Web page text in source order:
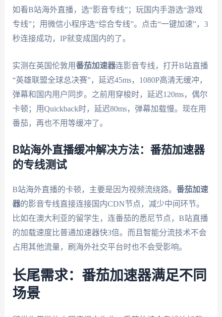
如看B站海外直播，选“影音专线”；玩国内手游选“游戏
专线”；用微信小程序选“综合专线”。点击“一键加速”，3
秒连接成功，IP就变成国内的了。
实测在英国伦敦用番茄加速器连影音专线，打开B站直播
“英雄联盟全球总决赛”，延迟45ms，1080P高清无缓冲，
弹幕和国内用户同步。之前用穿梭时，延迟120ms，偶尔
卡顿；用Quickback时，延迟80ms，弹幕加载慢。现在用
番茄，再也不用等缓冲了。
B站海外直播缓冲解决方法：番茄加速器
的专线测试
B站海外直播的卡顿，主要是因为视频流绕路。 番茄加速
器的影音专线直接连接国内CDN节点，减少中间环节。
比如在澳大利亚的留学生，连番茄的悉尼节点，B站直播
的加载速度比普通加速器快3倍。而且智能分流技术不会
占用其他流量，刷海外社交平台时也不会受影响。
长尾需求：番茄加速器满足不同
场景